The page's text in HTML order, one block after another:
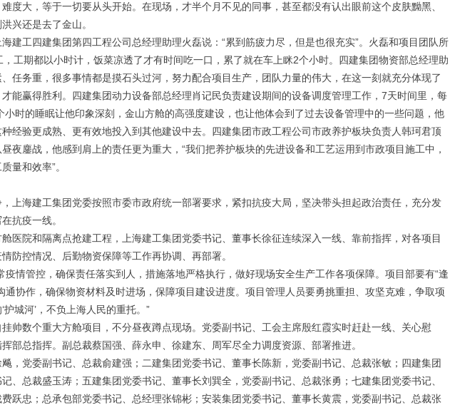
度大，等于一切要从头开始。在现场，才半个月不见的同事，甚至都没有认出眼前这个皮肤黝黑、
兴还是去了金山。
建工四建集团第四工程公司总经理助理火磊说：“累到筋疲力尽，但是也很充实”。火磊和项目团队所
工期都以小时计，饭菜凉透了才有时间吃一口，累了就在车上眯2个小时。四建集团物资部总经理助
任务重，很多事情都是摸石头过河，努力配合项目生产，团队力量的伟大，在这一刻就充分体现了
能赢得胜利。四建集团动力设备部总经理肖记民负责建设期间的设备调度管理工作，7天时间里，每
时的睡眠让他印象深刻，金山方舱的高强度建设，也让他体会到了过去设备管理中的一些问题，他
经验更成熟、更有效地投入到其他建设中去。四建集团市政工程公司市政养护板块负责人韩珂君顶
夜鏖战，他感到肩上的责任更为重大，“我们把养护板块的先进设备和工艺运用到市政项目施工中，
量和效率”。
上海建工集团党委按照市委市政府统一部署要求，紧扣抗疫大局，坚决带头担起政治责任，充分发
抗疫一线。
医院和隔离点抢建工程，上海建工集团党委书记、董事长徐征连续深入一线、靠前指挥，对各项目
防控情况、后勤物资保障等工作再协调、再部署。
疫情管控，确保责任落实到人，措施落地严格执行，做好现场安全生产工作各项保障。项目部要有“逢
通协作，确保物资材料及时进场，保障项目建设进度。项目管理人员要勇挑重担、攻坚克难，争取项
城河’，不负上海人民的重托。”
帅数个重大方舱项目，不分昼夜蹲点现场。党委副书记、工会主席殷红霞实时赶赴一线、关心慰
部总指挥。副总裁蔡国强、薛永申、徐建东、周军尽全力调度资源、部署推进。
，党委副书记、总裁俞建强；二建集团党委书记、董事长陈新，党委副书记、总裁张敏；四建集团
、总裁盛玉涛；五建集团党委书记、董事长刘巽全，党委副书记、总裁张勇；七建集团党委书记、
跃忠；总承包部党委书记、总经理张锦彬；安装集团党委书记、董事长黄震，党委副书记、总裁张